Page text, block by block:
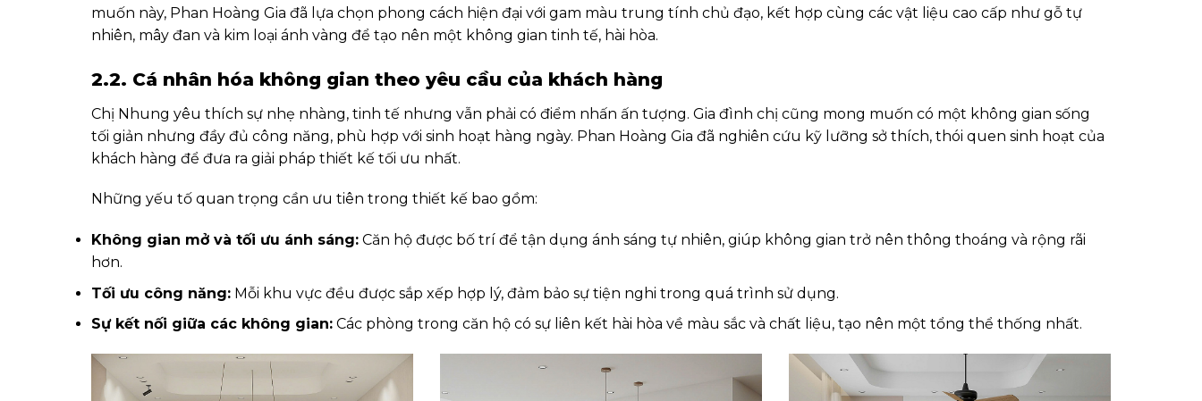
muốn này, Phan Hoàng Gia đã lựa chọn phong cách hiện đại với gam màu trung tính chủ đạo, kết hợp cùng các vật liệu cao cấp như gỗ tự
nhiên, mây đan và kim loại ánh vàng để tạo nên một không gian tinh tế, hài hòa.
2.2. Cá nhân hóa không gian theo yêu cầu của khách hàng
Chị Nhung yêu thích sự nhẹ nhàng, tinh tế nhưng vẫn phải có điểm nhấn ấn tượng. Gia đình chị cũng mong muốn có một không gian sống
tối giản nhưng đầy đủ công năng, phù hợp với sinh hoạt hàng ngày. Phan Hoàng Gia đã nghiên cứu kỹ lưỡng sở thích, thói quen sinh hoạt của
khách hàng để đưa ra giải pháp thiết kế tối ưu nhất.
Những yếu tố quan trọng cần ưu tiên trong thiết kế bao gồm:
Không gian mở và tối ưu ánh sáng: Căn hộ được bố trí để tận dụng ánh sáng tự nhiên, giúp không gian trở nên thông thoáng và rộng rãi
hơn.
Tối ưu công năng: Mỗi khu vực đều được sắp xếp hợp lý, đảm bảo sự tiện nghi trong quá trình sử dụng.
Sự kết nối giữa các không gian: Các phòng trong căn hộ có sự liên kết hài hòa về màu sắc và chất liệu, tạo nên một tổng thể thống nhất.